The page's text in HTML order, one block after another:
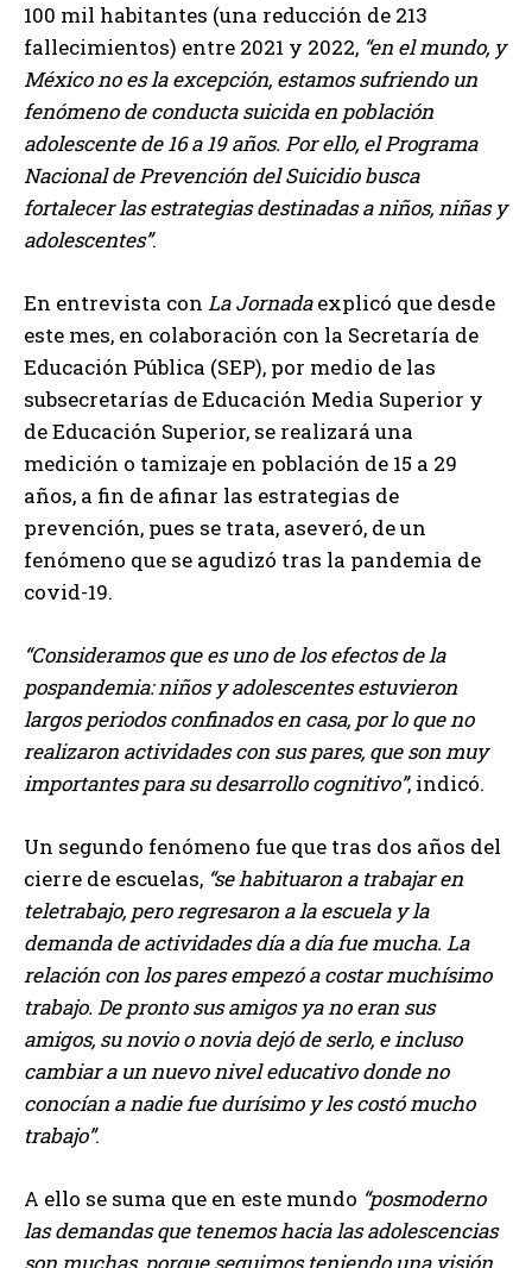
100 mil habitantes (una reducción de 213
fallecimientos) entre 2021 y 2022, en el mundo, y
México no es la excepción, estamos sufriendo un
fenómeno de conducta suicida en población
adolescente de 16 a 19 años. Por ello, el Programa
Nacional de Prevención del Suicidio busca
fortalecer las estrategias destinadas a niños, niñas y
adolescentes .
En entrevista con La Jornadaexplicó que desde
este mes, en colaboración con la Secretaría de
Educación Pública (SEP), por medio de las
subsecretarías de Educación Media Superior y
de Educación Superior, se realizará una
medición o tamizaje en población de 15 a 29
años, a fin de afinar las estrategias de
prevención, pues se trata, aseveró, de un
fenómeno que se agudizó tras la pandemia de
covid-19.
Consideramos que es uno de los efectos de la
pospandemia: niños y adolescentes estuvieron
largos periodos confinados en casa, por lo que no
realizaron actividades con sus pares, que son muy
importantes para su desarrollo cognitivo , indicó.
Un segundo fenómeno fue que tras dos años del
cierre de escuelas, se habituaron a trabajar en
teletrabajo, pero regresaron a la escuela y la
demanda de actividades día a día fue mucha. La
relación con los pares empezó a costar muchísimo
trabajo. De pronto sus amigos ya no eran sus
amigos, su novio o novia dejó de serlo, e incluso
cambiar a un nuevo nivel educativo donde no
conocían a nadie fue durísimo y les costó mucho
trabajo .
A ello se suma que en este mundo posmoderno
las demandas que tenemos hacia las adolescencias